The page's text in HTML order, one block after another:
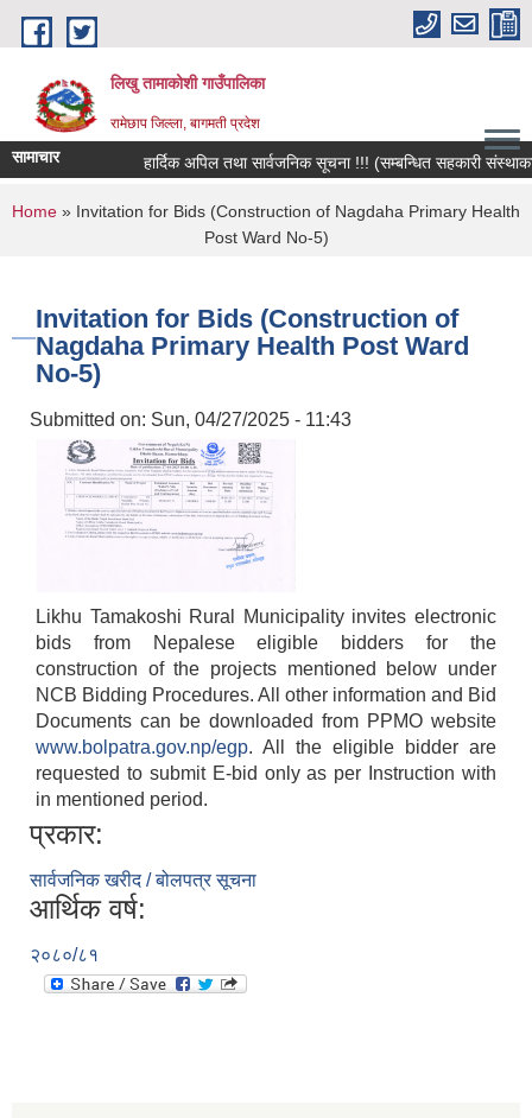
Skip to main content
लिखु तामाकोशी गाउँपालिका
रामेछाप जिल्ला, बागमती प्रदेश
सामाचार हार्दिक अपिल तथा सार्वजनिक सूचना !!! (सम्बन्धित सहकारी संस्थाका
You are here
Home » Invitation for Bids (Construction of Nagdaha Primary Health
Post Ward No-5)
Invitation for Bids (Construction of
Nagdaha Primary Health Post Ward
No-5)
Submitted on: Sun, 04/27/2025 - 11:43
Likhu Tamakoshi Rural Municipality invites electronic
bids from Nepalese eligible bidders for the
construction of the projects mentioned below under
NCB Bidding Procedures. All other information and Bid
Documents can be downloaded from PPMO website
www.bolpatra.gov.np/egp. All the eligible bidder are
requested to submit E-bid only as per Instruction with
in mentioned period.
प्रकार:
सार्वजनिक खरीद / बोलपत्र सूचना
आर्थिक वर्ष:
२०८०/८१